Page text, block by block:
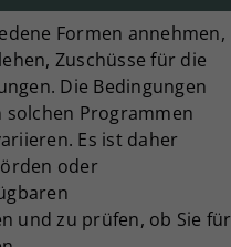
Formen annehmen,
Zuschüsse für die
Die Bedingungen
Programmen
Es ist daher
oder
und zu prüfen, ob Sie für